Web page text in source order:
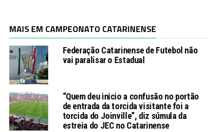
MAIS EM CAMPEONATO CATARINENSE
Federação Catarinense de Futebol não
vai paralisar o Estadual
“Quem deu inicio a confusão no portão
de entrada da torcida visitante foi a
torcida do Joinville”, diz súmula da
estreia do JEC no Catarinense